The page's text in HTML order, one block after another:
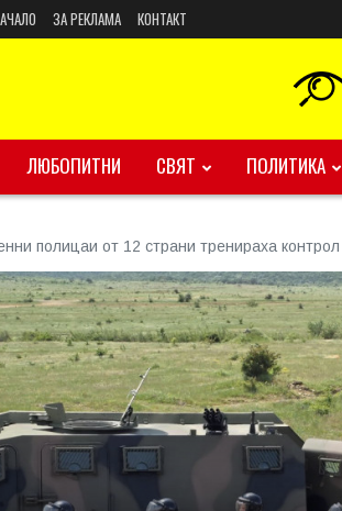
ЗА РЕКЛАМА КОНТАКТ
ЛЮБОПИТНИ СВЯТ ПОЛИТИКА
полицаи от 12 страни тренираха